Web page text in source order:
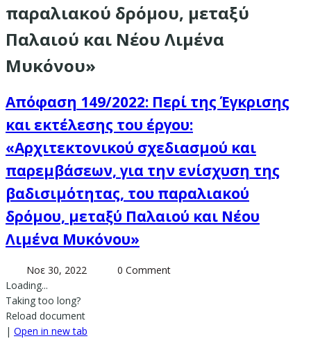
παραλιακού δρόμου, μεταξύ
Παλαιού και Νέου Λιμένα
Μυκόνου»
Απόφαση 149/2022: Περί της Έγκρισης
και εκτέλεσης του έργου:
«Αρχιτεκτονικού σχεδιασμού και
παρεμβάσεων, για την ενίσχυση της
βαδισιμότητας, του παραλιακού
δρόμου, μεταξύ Παλαιού και Νέου
Λιμένα Μυκόνου»
Νοε 30, 2022
0 Comment
Loading...
Taking too long?
Reload document
| Open in new tab